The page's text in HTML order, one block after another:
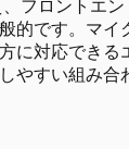
フロントエン
的です。マイ
に対応できる
やすい組み合